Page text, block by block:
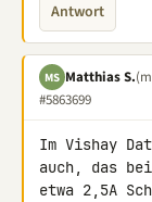
Antwort
MS Matthias S.
#5863699
Im Vishay
auch, das
etwa 2,5A